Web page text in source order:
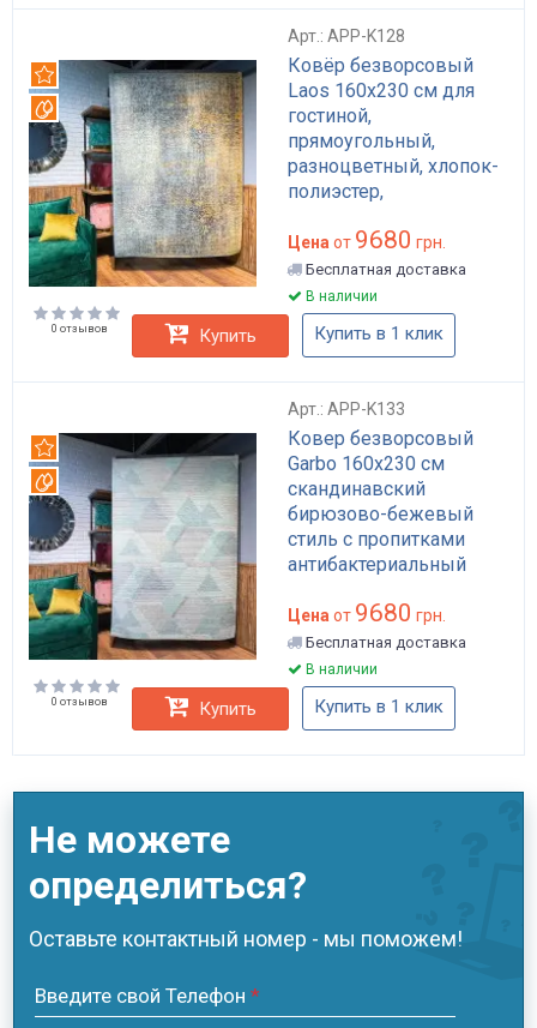
Арт.: APP-K128
Ковёр безворсовый
Laos 160x230 см для
гостиной,
прямоугольный,
разноцветный, хлопок-
полиэстер,
антимикробной
пропиткой арт: APP-
K128
Рекомендуем
Вотерпруф
Цена от 9680 грн.
Бесплатная доставка
В наличии
0 отзывов Купить Купить в 1 клик
Арт.: APP-K133
Ковер безворсовый
Garbo 160x230 см
скандинавский
бирюзово-бежевый
стиль с пропитками
антибактериальный
водоотталкивающий
арт: APP-K133
Рекомендуем
Вотерпруф
Цена от 9680 грн.
Бесплатная доставка
В наличии
0 отзывов Купить Купить в 1 клик
Не можете
определиться?
Оставьте контактный номер - мы поможем!
Введите свой Телефон *